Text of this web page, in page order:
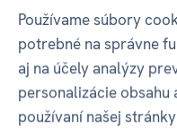
Hĺbka balenia
Výška balenia
Používame súbory
potrebné na správne
aj na účely analýzy
personalizácie obsahu
používaní našej